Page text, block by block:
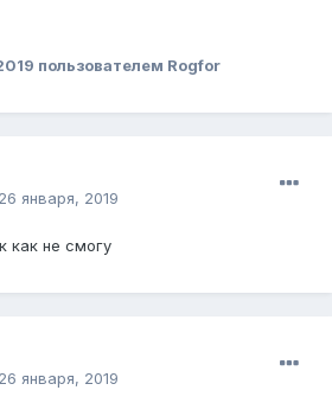
пользователем Rogfor
26 января, 2019
как не смогу
26 января, 2019